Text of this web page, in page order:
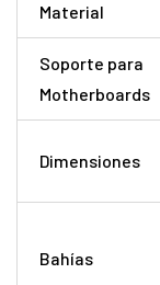
Material
Soporte para
Motherboards
Dimensiones
Bahías